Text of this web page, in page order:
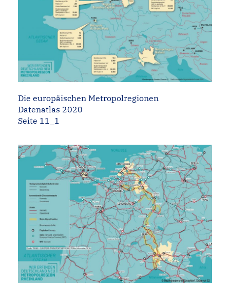
Die europäischen Metropolregionen
Datenatlas 2020
Seite 11_1